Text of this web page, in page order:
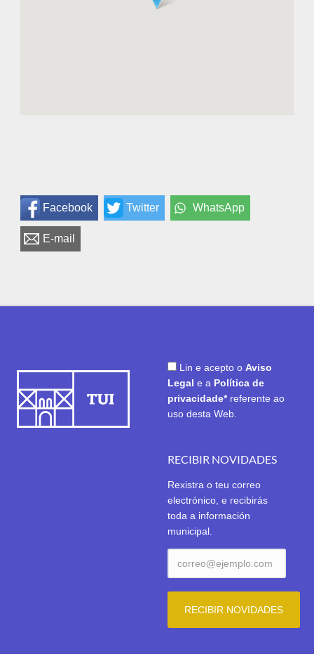
Facebook Twitter WhatsApp
E-mail
Lin e acepto o Aviso
Legal e a Política de
privacidade* referente ao
uso desta Web.
RECIBIR NOVIDADES
Rexistra o teu correo
electrónico, e recibirás
toda a información
municipal.